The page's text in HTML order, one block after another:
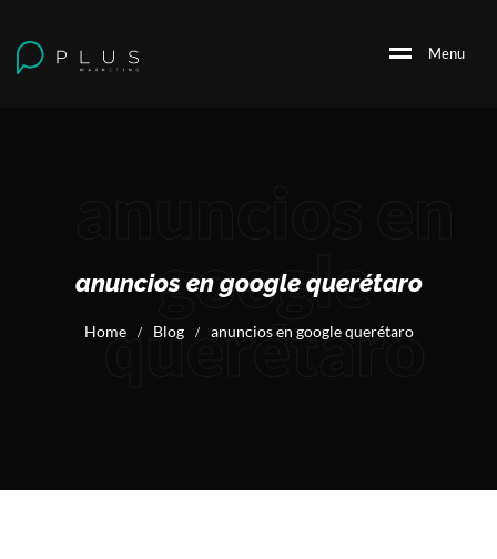
Menu
google
querétaro
anuncios en google querétaro
Home / Blog / anuncios en google querétaro